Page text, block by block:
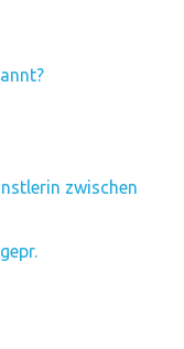
zwischen